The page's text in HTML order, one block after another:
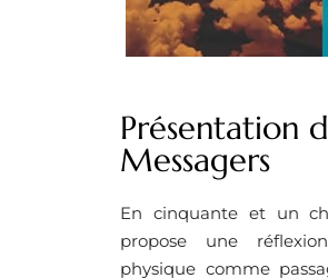
Présentation
Messagers
En cinquante et un
propose une
physique comme